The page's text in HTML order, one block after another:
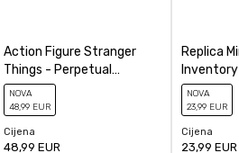
Action Figure Stranger
Things - Perpetual
Calendar Demogorgon
NOVA
48,99 EUR
Cijena
48,99 EUR
Replica
Inventory
NOVA
23,99 EUR
Cijena
23,99 EUR